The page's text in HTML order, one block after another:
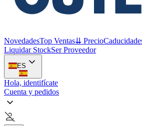
NovedadesTop Ventas⇊ Precio
Liquidar StockSer Proveedor
ES
Hola, identifícate
Cuenta y pedidos